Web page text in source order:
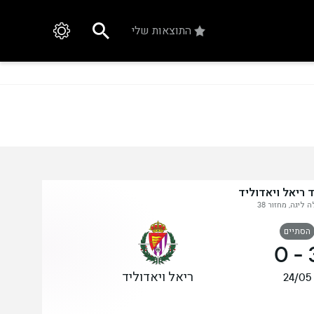
התוצאות שלי
ריאל ויאדוליד
ליגה, מחזור 38
הסתיים
-
0
24/05 ריאל ויאדוליד